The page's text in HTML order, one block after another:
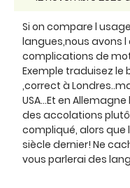
Si on compare l
langues,nous avons
complications de
Exemple traduisez le
,correct à
USA...Et en
des accolations
compliqué, alors que
siècle dernier! Ne
vous parlerai des